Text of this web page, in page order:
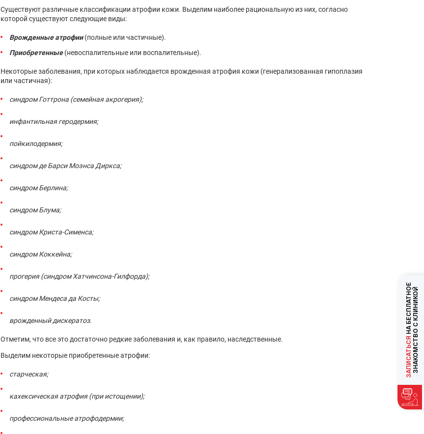
Существуют различные классификации атрофии кожи. Выделим наиболее рациональную из них, согласно
которой существуют следующие виды:
Врожденные атрофии(полные или частичные).
Приобретенные(невоспалительные или воспалительные).
Некоторые заболевания, при которых наблюдается врожденная атрофия кожи (генерализованная гипоплазия
или частичная):
синдром Готтрона (семейная акрогерия);
инфантильная геродермия;
пойкилодермия;
синдром де Барси Моэнса Диркса;
синдром Берлина;
синдром Блума;
синдром Криста-Сименса;
синдром Коккейна;
прогерия (синдром Хатчинсона-Гилфорда);
синдром Мендеса да Косты;
врожденный дискератоз.
Отметим, что все это достаточно редкие заболевания и, как правило, наследственные.
Выделим некоторые приобретенные атрофии:
старческая;
кахексическая атрофия (при истощении);
профессиональные атрофодермии;
ЗАПИСАТЬСЯ
НА БЕСПЛАТНОЕЗНАКОМСТВО С КЛИНИКОЙ